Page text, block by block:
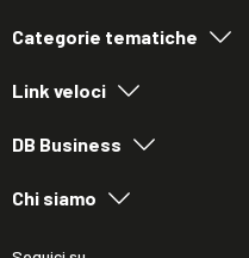
Categorie tematiche
Link veloci
DB Business
Chi siamo